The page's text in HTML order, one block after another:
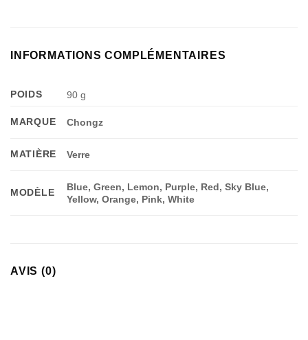
INFORMATIONS COMPLÉMENTAIRES
POIDS 90 g
MARQUE Chongz
MATIÈRE Verre
MODÈLE
Blue, Green, Lemon, Purple, Red, Sky Blue,
Yellow, Orange, Pink, White
AVIS (0)